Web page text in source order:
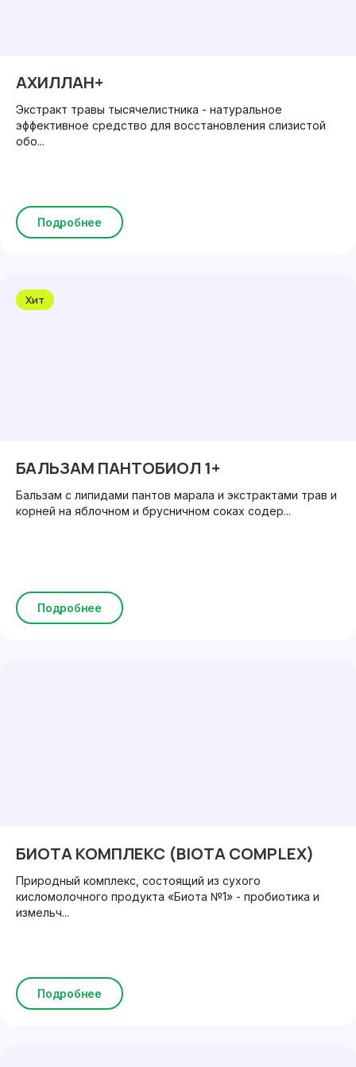
АХИЛЛАН+
Экстракт травы тысячелистника - натуральное
эффективное средство для восстановления слизистой
обо...
Подробнее
Хит
БАЛЬЗАМ ПАНТОБИОЛ 1+
Бальзам с липидами пантов марала и экстрактами трав и
корней на яблочном и брусничном соках содер...
Подробнее
БИОТА КОМПЛЕКС (BIOTA COMPLEX)
Природный комплекс, состоящий из сухого
кисломолочного продукта «Биота №1» - пробиотика и
измельч...
Подробнее